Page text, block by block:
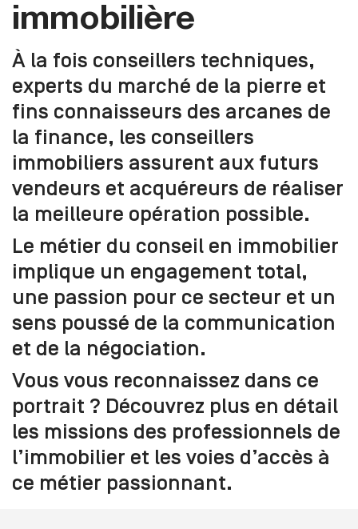
immobilière
À la fois conseillers techniques,
experts du marché de la pierre et
fins connaisseurs des arcanes de
la finance, les conseillers
immobiliers assurent aux futurs
vendeurs et acquéreurs de réaliser
la meilleure opération possible.
Le métier du conseil en immobilier
implique un engagement total,
une passion pour ce secteur et un
sens poussé de la communication
et de la négociation.
Vous vous reconnaissez dans ce
portrait ? Découvrez plus en détail
les missions des professionnels de
l’immobilier et les voies d’accès à
ce métier passionnant.